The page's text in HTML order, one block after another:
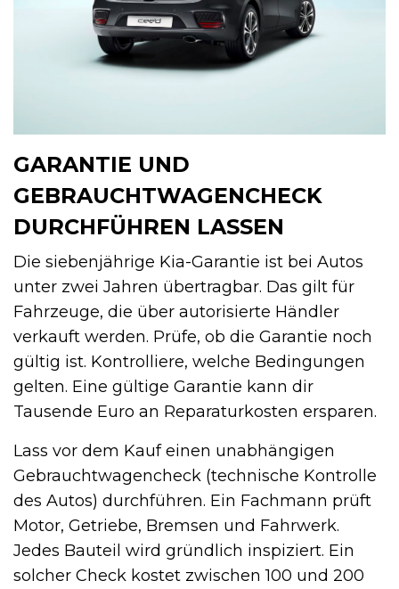
GARANTIE UND
GEBRAUCHTWAGENCHECK
DURCHFÜHREN LASSEN
Die siebenjährige Kia-Garantie ist bei Autos
unter zwei Jahren übertragbar. Das gilt für
Fahrzeuge, die über autorisierte Händler
verkauft werden. Prüfe, ob die Garantie noch
gültig ist. Kontrolliere, welche Bedingungen
gelten. Eine gültige Garantie kann dir
Tausende Euro an Reparaturkosten ersparen.
Lass vor dem Kauf einen unabhängigen
Gebrauchtwagencheck (technische Kontrolle
des Autos) durchführen. Ein Fachmann prüft
Motor, Getriebe, Bremsen und Fahrwerk.
Jedes Bauteil wird gründlich inspiziert. Ein
solcher Check kostet zwischen 100 und 200